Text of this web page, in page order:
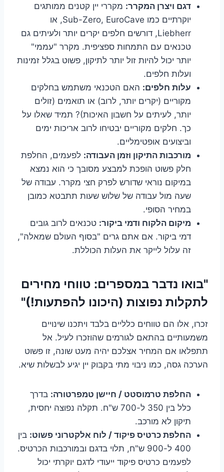
דגם ויצרן המקרר: מקררי יין קטנים ממותגים
יוקרתיים כמו Sub-Zero, EuroCave, או
Liebherr, דורשים חלפים יקרים יותר ולעיתים גם
טכנאים עם התמחות ספציפית. מקרר "עממי"
יותר יכול להיות זול יותר לתיקון, פשוט בגלל זמינות
ועלות חלפים.
עלות חלפים: האם הטכנאי משתמש בחלקים
מקוריים (יקרים יותר, לרוב) או תואמים (זולים
יותר, לעיתים על חשבון האיכות)? תמיד שאלו על
כך. חלקים מקוריים יבטיחו לרוב אריכות ימים
וביצועים אופטימליים.
מורכבות התיקון וזמן העבודה: לפעמים, החלפת
חלק פשוט הופכת למבצע מסובך כי הוא נמצא
במיקום נוראי שדורש לפרק חצי מקרר. עבודה של
שעה מול עבודה של שלוש שעות תתבטא כמובן
במחיר הסופי.
מיקום הלקוח ודמי ביקור: טכנאים לרוב גובים
דמי ביקור. אם אתם גרים "בסוף העולם שמאלה",
זה עלול לייקר את העלות הכוללת.
"בואו נדבר במספרים: טווחי מחירים
לתקלות נפוצות (היכונו להפתעות!)"
זכרו, אלו הם טווחים כלליים בלבד ויתכנו שינויים
משמעותיים בהתאם לגורמים שהוזכרו לעיל. אל
תתפלאו אם המחיר אצלכם יהיה מעט שונה, זו פשוט
הערכה גסה, כמו ניבוי מתי בקבוק יין יגיע לבשלות שיא.
החלפת טרמוסטט / חיישן טמפרטורה: בדרך
כלל בין 350 ל-700 ש"ח. תקלה נפוצה יחסית,
תיקון לא מורכב.
החלפת כרטיס פיקוד / לוח אלקטרוני פשוט: בין
400 ל-900 ש"ח, תלוי בדגם ובמורכבות הכרטיס.
לפעמים כרטיס פיקוד ייעודי לדגם יוקרתי יכול